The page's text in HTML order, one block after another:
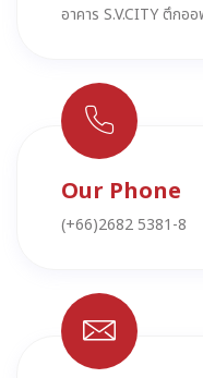
อาคาร S.V.CITY ตึก
Our Phone
(+66)2682 5381-8